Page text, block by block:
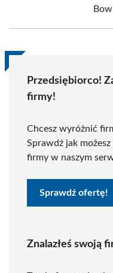
Przedsiębiorco!
firmy!
Chcesz wyróżnić
Sprawdź jak
firmy w naszym
Sprawdź ofertę!
Znalazłeś swoją